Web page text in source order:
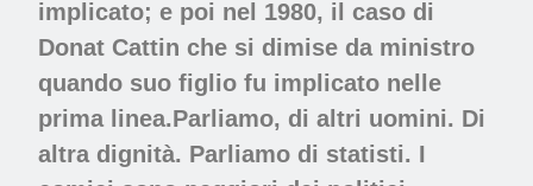
implicato; e poi nel 1980, il caso di
Donat Cattin che si dimise da ministro
quando suo figlio fu implicato nelle
prima linea.Parliamo, di altri uomini. Di
altra dignità. Parliamo di statisti. I